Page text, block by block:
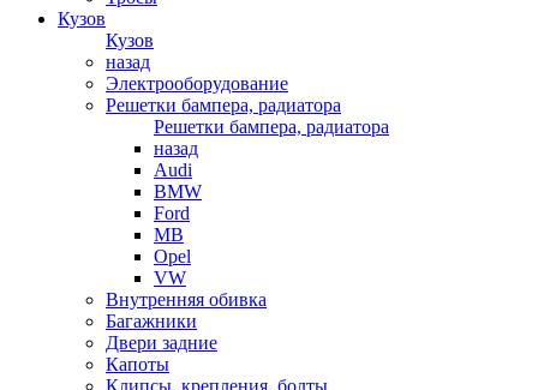
Кузов
Кузов
назад
Электрооборудование
Решетки бампера, радиатора
Решетки бампера, радиатора
назад
Audi
BMW
Ford
MB
Opel
VW
Внутренняя обивка
Багажники
Двери задние
Капоты
Клипсы, крепления, болты